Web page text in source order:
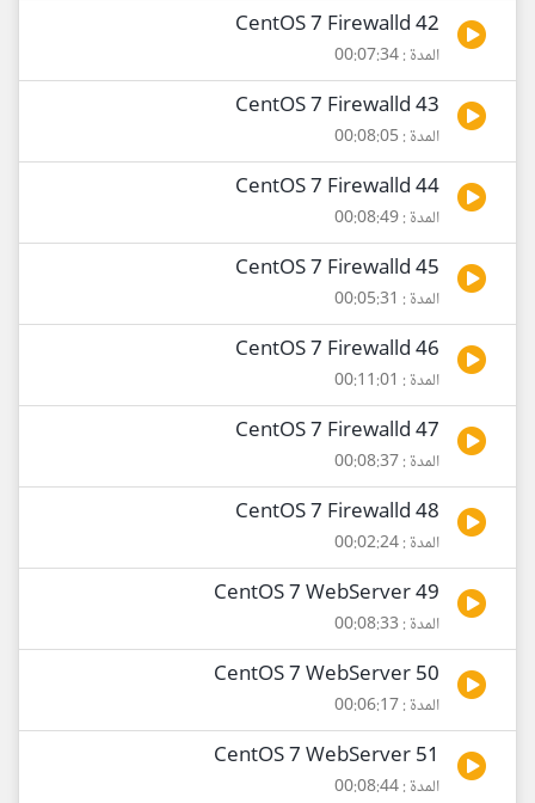
42 CentOS 7 Firewalld
المدة : 00:07:34
43 CentOS 7 Firewalld
المدة : 00:08:05
44 CentOS 7 Firewalld
المدة : 00:08:49
45 CentOS 7 Firewalld
المدة : 00:05:31
46 CentOS 7 Firewalld
المدة : 00:11:01
47 CentOS 7 Firewalld
المدة : 00:08:37
48 CentOS 7 Firewalld
المدة : 00:02:24
49 CentOS 7 WebServer
المدة : 00:08:33
50 CentOS 7 WebServer
المدة : 00:06:17
51 CentOS 7 WebServer
المدة : 00:08:44